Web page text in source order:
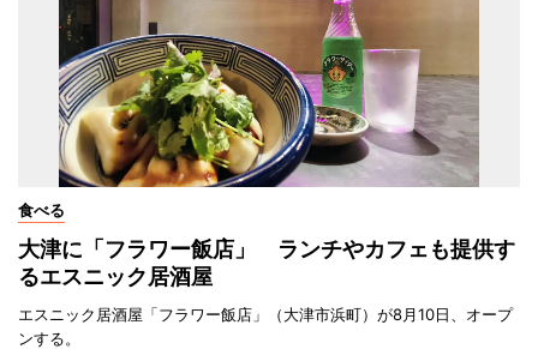
食べる
大津に「フラワー飯店」 ランチやカフェも提供す
るエスニック居酒屋
エスニック居酒屋「フラワー飯店」（大津市浜町）が8月10日、オープ
ンする。